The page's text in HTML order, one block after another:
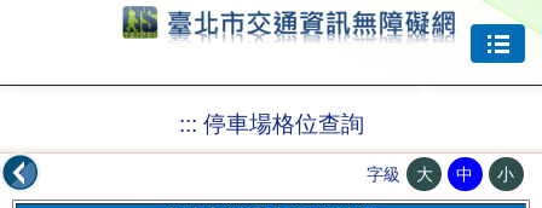
::: 停車場格位查詢
字級 大 中 小